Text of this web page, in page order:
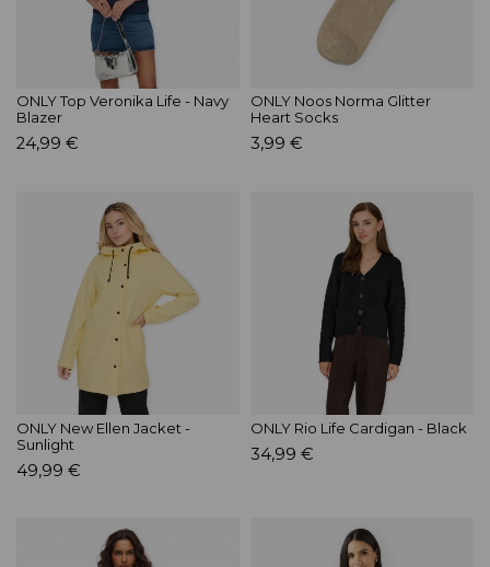
ONLY Top Veronika Life - Navy
Blazer
24,99 €
ONLY Noos Norma Glitter
Heart Socks
3,99 €
ONLY New Ellen Jacket -
Sunlight
49,99 €
ONLY Rio Life Cardigan - Black
34,99 €